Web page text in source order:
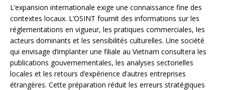
L’expansion internationale exige une connaissance fine des
contextes locaux. L’OSINT fournit des informations sur les
réglementations en vigueur, les pratiques commerciales, les
acteurs dominants et les sensibilités culturelles. Une société
qui envisage d’implanter une filiale au Vietnam consultera les
publications gouvernementales, les analyses sectorielles
locales et les retours d’expérience d’autres entreprises
étrangères. Cette préparation réduit les erreurs stratégiques